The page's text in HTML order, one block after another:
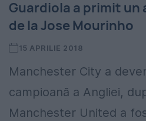
Guardiola a primit
de la Jose Mourinho
15 APRILIE 2018
Manchester City a
campioană a Angliei,
Manchester United a